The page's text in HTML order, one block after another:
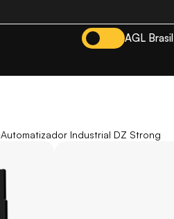
AGL Brasil
Automatizador Industrial DZ Strong